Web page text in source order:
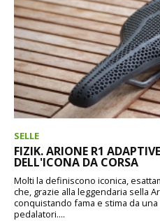
SELLE
FIZIK. ARIONE R1
DELL'ICONA DA CORSA
Molti la definiscono iconica,
che, grazie alla leggendaria sella
conquistando fama e stima da
pedalatori....